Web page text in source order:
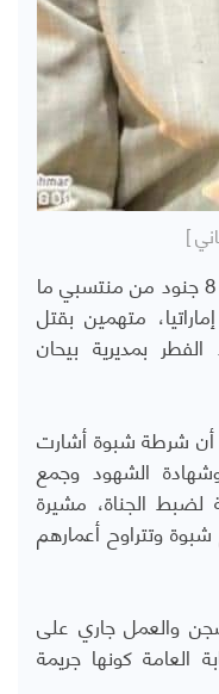
]
أعلنت وزارة الداخلية، الإثنين، ضبط 8 جنود من منتسبي ما
متهمين بقتل
بمديرية بيحان
أن شرطة شبوة أشارت
الشهود وجمع
لضبط الجناة، مشيرة
وتتراوح أعمارهم
والعمل جاري على
العامة كونها جريمة